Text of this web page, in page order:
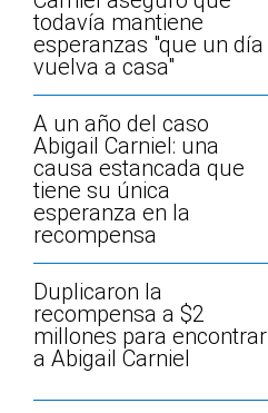
todavía mantiene
esperanzas "que un día
vuelva a casa"
A un año del caso
Abigail Carniel: una
causa estancada que
tiene su única
esperanza en la
recompensa
Duplicaron la
recompensa a $2
millones para encontrar
a Abigail Carniel